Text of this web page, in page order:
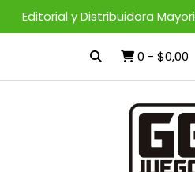
Editorial y Distribuidora
0 - $0,00